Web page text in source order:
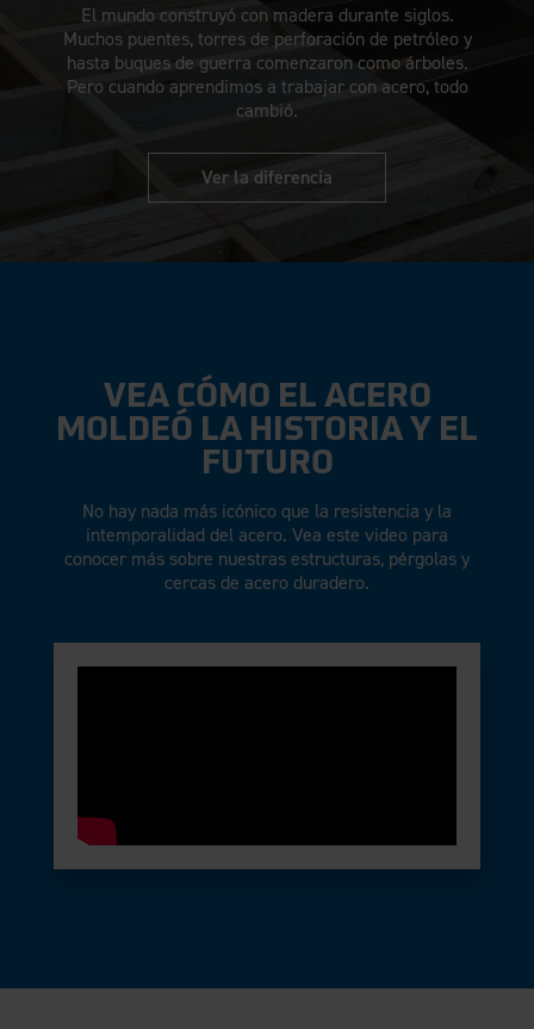
El mundo construyó con madera durante siglos.
Muchos puentes, torres de perforación de petróleo y
hasta buques de guerra comenzaron como árboles.
Pero cuando aprendimos a trabajar con acero, todo
cambió.
Ver la diferencia
VEA CÓMO EL ACERO
MOLDEÓ LA HISTORIA Y EL
FUTURO
No hay nada más icónico que la resistencia y la
intemporalidad del acero. Vea este video para
conocer más sobre nuestras estructuras, pérgolas y
cercas de acero duradero.